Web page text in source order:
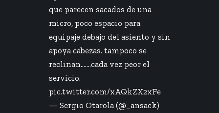
que parecen sacados de una
micro, poco espacio para
equipaje debajo del asiento y sin
apoya cabezas. tampoco se
reclinan…….cada vez peor el
servicio.
pic.twitter.com/xAQkZX2xFe
— Sergio Otarola (@_ansack)